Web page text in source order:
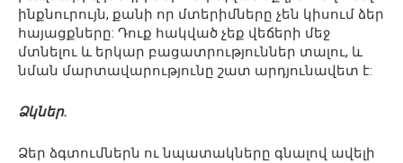
ինքնուրույն, քանի որ մտերիմները չեն կիսում ձեր
հայացքները: Դուք հակված չեք վեճերի մեջ
մտնելու և երկար բացատրություններ տալու, և
նման մարտավարությունը շատ արդյունավետ է:
Ձկներ.
Ձեր ձգտումներն ու նպատակները գնալով ավելի